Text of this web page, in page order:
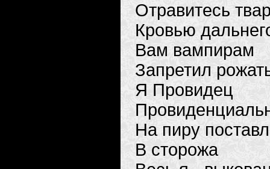
Отравитесь
Кровью
Вам вампирам
Запретил
Я Провидец
На пиру
В сторожа